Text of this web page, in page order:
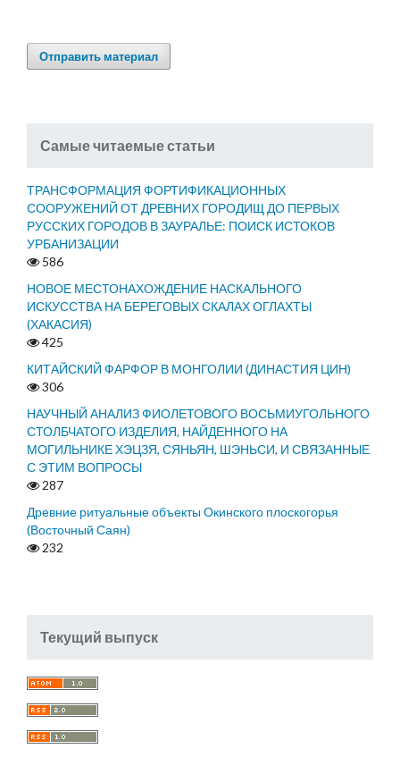
Отправить материал
Самые читаемые статьи
ТРАНСФОРМАЦИЯ ФОРТИФИКАЦИОННЫХ
СООРУЖЕНИЙ ОТ ДРЕВНИХ ГОРОДИЩ ДО ПЕРВЫХ
РУССКИХ ГОРОДОВ В ЗАУРАЛЬЕ: ПОИСК ИСТОКОВ
УРБАНИЗАЦИИ
586
НОВОЕ МЕСТОНАХОЖДЕНИЕ НАСКАЛЬНОГО
ИСКУССТВА НА БЕРЕГОВЫХ СКАЛАХ ОГЛАХТЫ
(ХАКАСИЯ)
425
КИТАЙСКИЙ ФАРФОР В МОНГОЛИИ (ДИНАСТИЯ ЦИН)
306
НАУЧНЫЙ АНАЛИЗ ФИОЛЕТОВОГО ВОСЬМИУГОЛЬНОГО
СТОЛБЧАТОГО ИЗДЕЛИЯ, НАЙДЕННОГО НА
МОГИЛЬНИКЕ ХЭЦЗЯ, СЯНЬЯН, ШЭНЬСИ, И СВЯЗАННЫЕ
С ЭТИМ ВОПРОСЫ
287
Древние ритуальные объекты Окинского плоскогорья
(Восточный Саян)
232
Текущий выпуск